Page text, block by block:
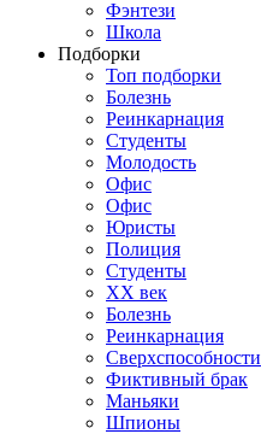
Фэнтези
Школа
Подборки
Топ подборки
Болезнь
Реинкарнация
Студенты
Молодость
Офис
Офис
Юристы
Полиция
Студенты
ХХ век
Болезнь
Реинкарнация
Сверхспособности
Фиктивный брак
Маньяки
Шпионы